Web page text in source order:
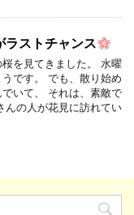
ラストチャンス
を見てきました。 水曜
です。 でも、散り始め
いて、 それは、素敵で
んの人が花見に訪れてい